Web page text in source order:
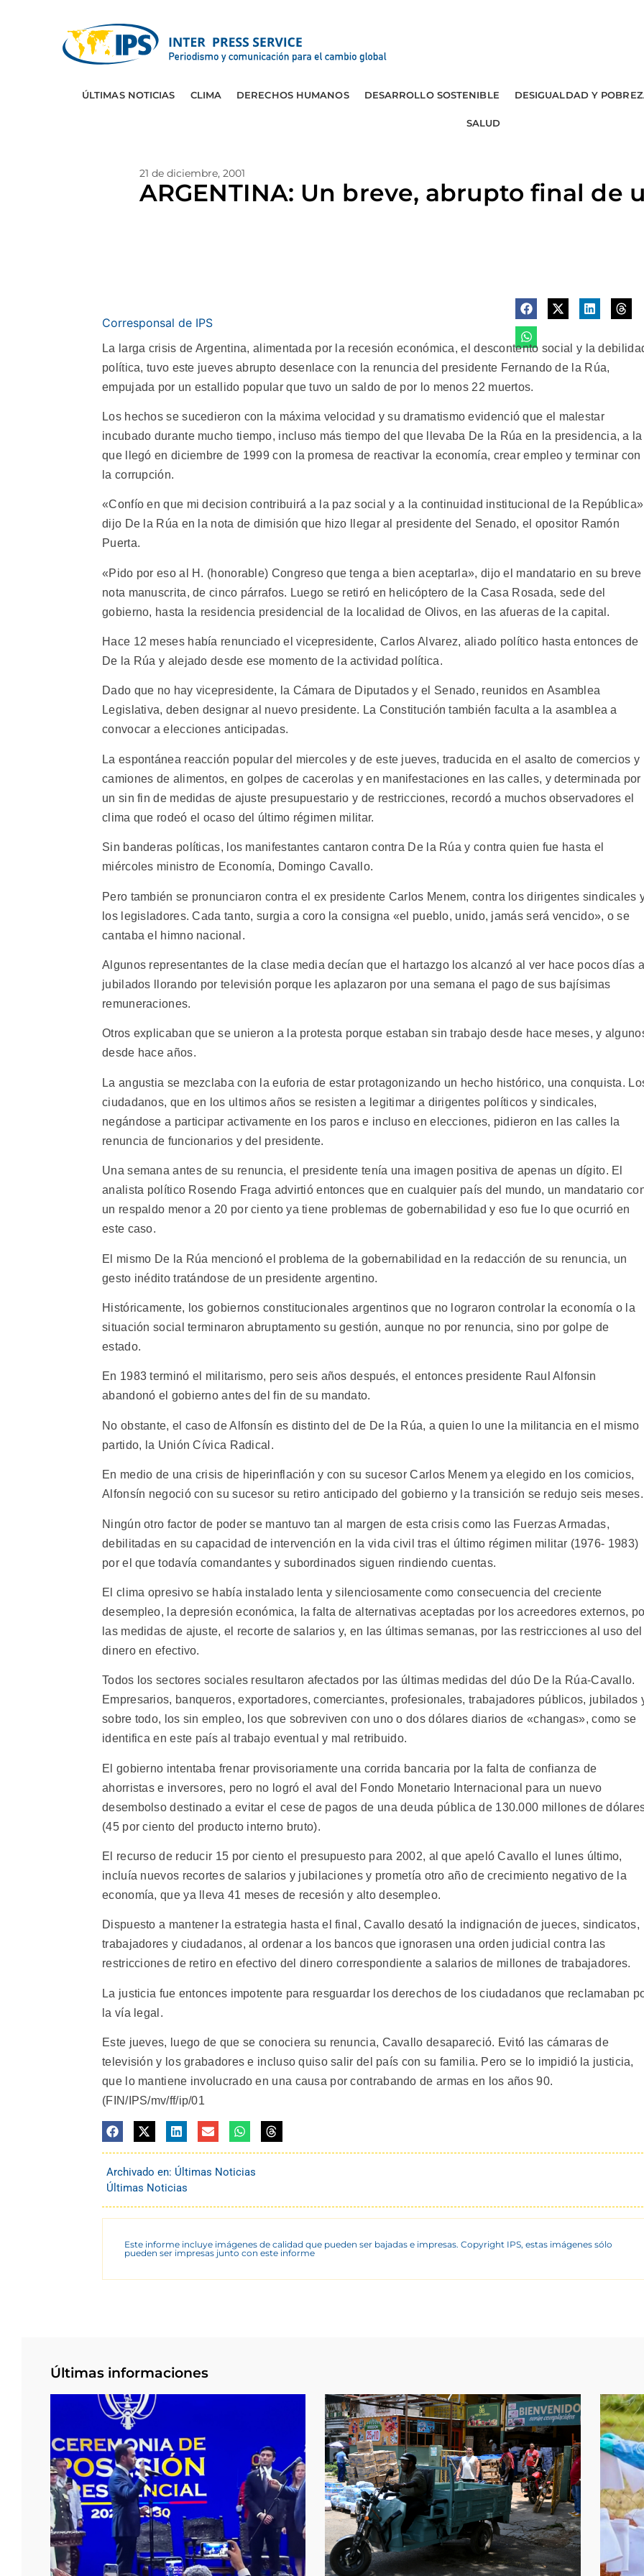
ÚLTIMAS NOTICIAS CLIMA DERECHOS HUMANOS DESARROLLO SOSTENIBLE DESIGUALDAD Y
SALUD
21 de diciembre, 2001
ARGENTINA: Un breve, abrupto final de
Corresponsal de IPS
La larga crisis de Argentina, alimentada por la recesión económica, el descontento social y la
política, tuvo este jueves abrupto desenlace con la renuncia del presidente Fernando de la Rúa,
empujada por un estallido popular que tuvo un saldo de por lo menos 22 muertos.
Los hechos se sucedieron con la máxima velocidad y su dramatismo evidenció que el malestar
incubado durante mucho tiempo, incluso más tiempo del que llevaba De la Rúa en la presidencia, a la
que llegó en diciembre de 1999 con la promesa de reactivar la economía, crear empleo y terminar con
la corrupción.
«Confío en que mi decision contribuirá a la paz social y a la continuidad institucional de la
dijo De la Rúa en la nota de dimisión que hizo llegar al presidente del Senado, el opositor Ramón
Puerta.
«Pido por eso al H. (honorable) Congreso que tenga a bien aceptarla», dijo el mandatario en su breve
nota manuscrita, de cinco párrafos. Luego se retiró en helicóptero de la Casa Rosada, sede del
gobierno, hasta la residencia presidencial de la localidad de Olivos, en las afueras de la capital.
Hace 12 meses había renunciado el vicepresidente, Carlos Alvarez, aliado político hasta entonces de
De la Rúa y alejado desde ese momento de la actividad política.
Dado que no hay vicepresidente, la Cámara de Diputados y el Senado, reunidos en Asamblea
Legislativa, deben designar al nuevo presidente. La Constitución también faculta a la asamblea a
convocar a elecciones anticipadas.
La espontánea reacción popular del miercoles y de este jueves, traducida en el asalto de comercios y
camiones de alimentos, en golpes de cacerolas y en manifestaciones en las calles, y determinada por
un sin fin de medidas de ajuste presupuestario y de restricciones, recordó a muchos observadores el
clima que rodeó el ocaso del último régimen militar.
Sin banderas políticas, los manifestantes cantaron contra De la Rúa y contra quien fue hasta el
miércoles ministro de Economía, Domingo Cavallo.
Pero también se pronunciaron contra el ex presidente Carlos Menem, contra los dirigentes sindicales
los legisladores. Cada tanto, surgia a coro la consigna «el pueblo, unido, jamás será vencido», o se
cantaba el himno nacional.
Algunos representantes de la clase media decían que el hartazgo los alcanzó al ver hace pocos días a
jubilados llorando por televisión porque les aplazaron por una semana el pago de sus bajísimas
remuneraciones.
Otros explicaban que se unieron a la protesta porque estaban sin trabajo desde hace meses, y
desde hace años.
La angustia se mezclaba con la euforia de estar protagonizando un hecho histórico, una conquista.
ciudadanos, que en los ultimos años se resisten a legitimar a dirigentes políticos y sindicales,
negándose a participar activamente en los paros e incluso en elecciones, pidieron en las calles la
renuncia de funcionarios y del presidente.
Una semana antes de su renuncia, el presidente tenía una imagen positiva de apenas un dígito. El
analista político Rosendo Fraga advirtió entonces que en cualquier país del mundo, un mandatario
un respaldo menor a 20 por ciento ya tiene problemas de gobernabilidad y eso fue lo que ocurrió en
este caso.
El mismo De la Rúa mencionó el problema de la gobernabilidad en la redacción de su renuncia, un
gesto inédito tratándose de un presidente argentino.
Históricamente, los gobiernos constitucionales argentinos que no lograron controlar la economía o la
situación social terminaron abruptamento su gestión, aunque no por renuncia, sino por golpe de
estado.
En 1983 terminó el militarismo, pero seis años después, el entonces presidente Raul Alfonsin
abandonó el gobierno antes del fin de su mandato.
No obstante, el caso de Alfonsín es distinto del de De la Rúa, a quien lo une la militancia en el mismo
partido, la Unión Cívica Radical.
En medio de una crisis de hiperinflación y con su sucesor Carlos Menem ya elegido en los comicios,
Alfonsín negoció con su sucesor su retiro anticipado del gobierno y la transición se redujo seis meses.
Ningún otro factor de poder se mantuvo tan al margen de esta crisis como las Fuerzas Armadas,
debilitadas en su capacidad de intervención en la vida civil tras el último régimen militar (1976- 1983)
por el que todavía comandantes y subordinados siguen rindiendo cuentas.
El clima opresivo se había instalado lenta y silenciosamente como consecuencia del creciente
desempleo, la depresión económica, la falta de alternativas aceptadas por los acreedores externos,
las medidas de ajuste, el recorte de salarios y, en las últimas semanas, por las restricciones al uso del
dinero en efectivo.
Todos los sectores sociales resultaron afectados por las últimas medidas del dúo De la Rúa-Cavallo.
Empresarios, banqueros, exportadores, comerciantes, profesionales, trabajadores públicos, jubilados
sobre todo, los sin empleo, los que sobreviven con uno o dos dólares diarios de «changas», como se
identifica en este país al trabajo eventual y mal retribuido.
El gobierno intentaba frenar provisoriamente una corrida bancaria por la falta de confianza de
ahorristas e inversores, pero no logró el aval del Fondo Monetario Internacional para un nuevo
desembolso destinado a evitar el cese de pagos de una deuda pública de 130.000 millones de
(45 por ciento del producto interno bruto).
El recurso de reducir 15 por ciento el presupuesto para 2002, al que apeló Cavallo el lunes último,
incluía nuevos recortes de salarios y jubilaciones y prometía otro año de crecimiento negativo de la
economía, que ya lleva 41 meses de recesión y alto desempleo.
Dispuesto a mantener la estrategia hasta el final, Cavallo desató la indignación de jueces, sindicatos,
trabajadores y ciudadanos, al ordenar a los bancos que ignorasen una orden judicial contra las
restricciones de retiro en efectivo del dinero correspondiente a salarios de millones de trabajadores.
La justicia fue entonces impotente para resguardar los derechos de los ciudadanos que reclamaban
la vía legal.
Este jueves, luego de que se conociera su renuncia, Cavallo desapareció. Evitó las cámaras de
televisión y los grabadores e incluso quiso salir del país con su familia. Pero se lo impidió la justicia,
que lo mantiene involucrado en una causa por contrabando de armas en los años 90.
(FIN/IPS/mv/ff/ip/01
Archivado en: Últimas Noticias
Últimas Noticias
Este informe incluye imágenes de calidad que pueden ser bajadas e impresas. Copyright IPS, estas imágenes sólo
pueden ser impresas junto con este informe
Últimas informaciones